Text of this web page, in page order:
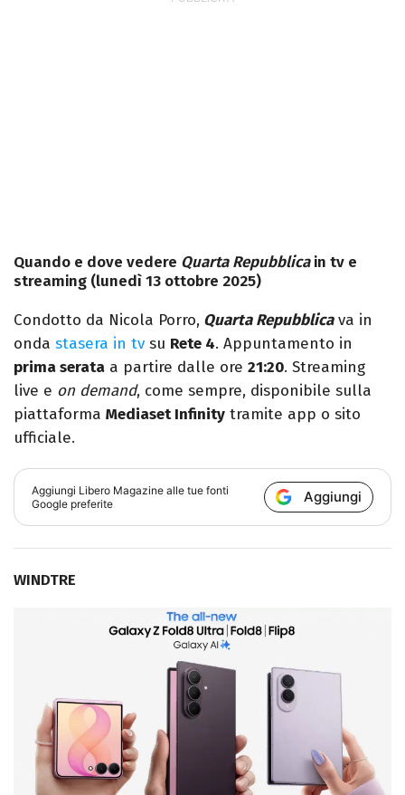
Quando e dove vedere Quarta Repubblicain tv e
streaming (lunedì 13 ottobre 2025)
Condotto da Nicola Porro, Quarta Repubblicava in
onda stasera in tv su Rete 4. Appuntamento in
prima serata a partire dalle ore 21:20. Streaming
live e on demand, come sempre, disponibile sulla
piattaforma Mediaset Infinity tramite app o sito
ufficiale.
Aggiungi Libero Magazine alle tue fonti
Google preferite
Aggiungi
WINDTRE